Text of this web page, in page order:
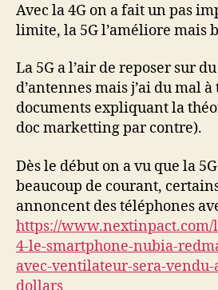
Avec la 4G on a fait un pas
limite, la 5G l’améliore mais
La 5G a l’air de reposer sur
d’antennes mais j’ai du mal
documents expliquant la
doc marketting par contre).
Dès le début on a vu que la
beaucoup de courant,
annoncent des téléphones
https://www.nextinpact.com/
4-le-smartphone-nubia-
avec-ventilateur-sera-
dollars